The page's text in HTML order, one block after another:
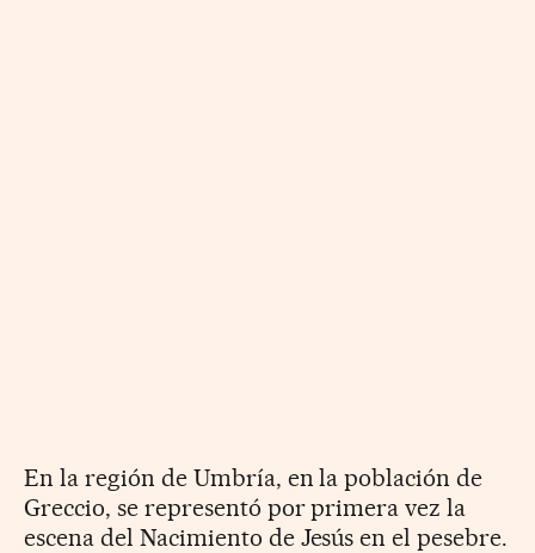
En la región de Umbría, en la población de
Greccio, se representó por primera vez la
escena del Nacimiento de Jesús en el pesebre.